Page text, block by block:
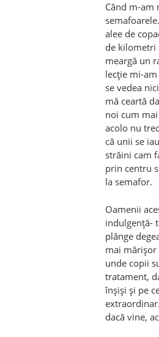
Când m-am
alee de
de kilometri
meargă un
lecție mi-
se vedea
mă ceartă
noi cum
acolo nu
că unii se
străini cam
prin centru
la semafor.
Oamenii
indulgență-
plânge
mai mărișor
unde copii
tratament,
înșiși și pe
dacă vine,